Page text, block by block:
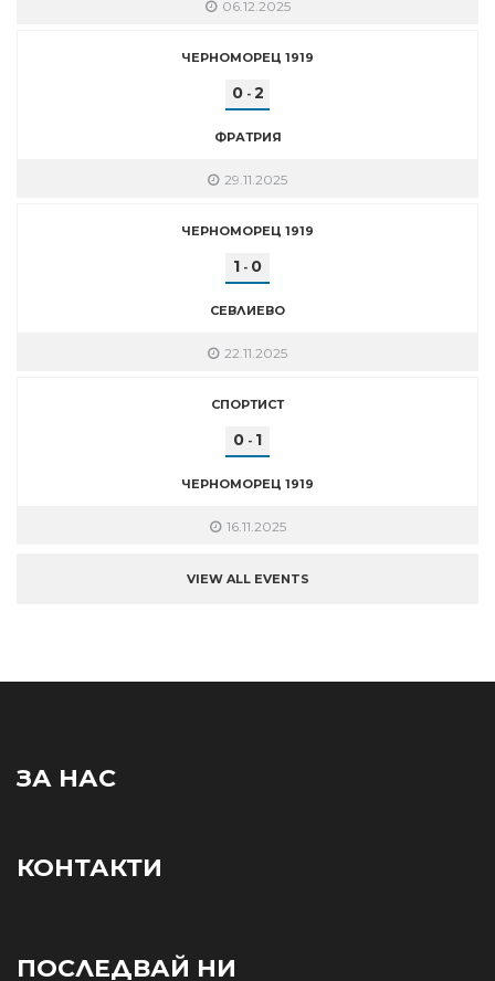
06.12.2025
ЧЕРНОМОРЕЦ 1919
0- 2
ФРАТРИЯ
29.11.2025
ЧЕРНОМОРЕЦ 1919
1 - 0
СЕВЛИЕВО
22.11.2025
СПОРТИСТ
0 - 1
ЧЕРНОМОРЕЦ 1919
16.11.2025
VIEW ALL EVENTS
ЗА НАС
КОНТАКТИ
ПОСЛЕДВАЙ НИ